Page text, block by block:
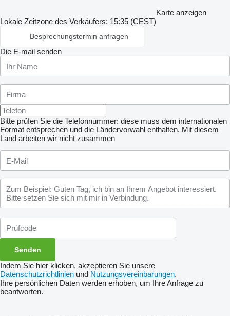
Karte anzeigen
Lokale Zeitzone des Verkäufers: 15:35 (CEST)
Besprechungstermin anfragen
Die E-mail senden
Bitte prüfen Sie die Telefonnummer: diese muss dem internationalen
Format entsprechen und die Ländervorwahl enthalten. Mit diesem
Land arbeiten wir nicht zusammen
Indem Sie hier klicken, akzeptieren Sie unsere
Datenschutzrichtlinien und Nutzungsvereinbarungen.
Ihre persönlichen Daten werden erhoben, um Ihre Anfrage zu
beantworten.